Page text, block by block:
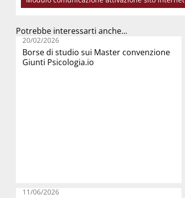
Potrebbe interessarti anche...
20/02/2026
Borse di studio sui Master convenzione
Giunti Psicologia.io
11/06/2026